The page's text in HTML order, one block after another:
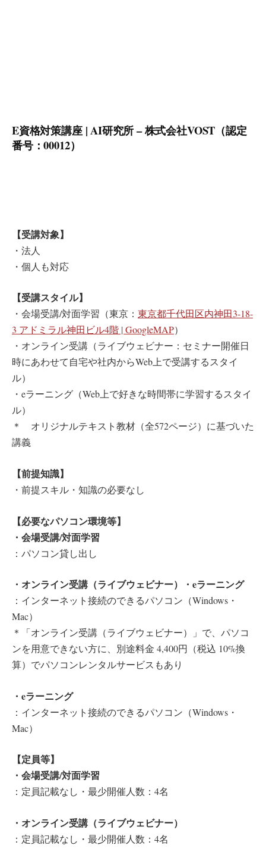
E資格対策講座 | AI研究所 – 株式会社VOST（認定
番号：00012）
【受講対象】
・法人
・個人も対応
【受講スタイル】
・会場受講/対面学習（東京： 東京都千代田区内神田3-18-
3 アドミラル神田ビル4階 | GoogleMAP）
・オンライン受講（ライブウェビナー：セミナー開催日
時にあわせて自宅や社内からWeb上で受講するスタイ
ル）
・eラーニング（Web上で好きな時間帯に学習するスタイ
ル）
＊ オリジナルテキスト教材（全572ページ）に基づいた
講義
【前提知識】
・前提スキル・知識の必要なし
【必要なパソコン環境等】
・会場受講/対面学習
：パソコン貸し出し
・オンライン受講（ライブウェビナー）・eラーニング
：インターネット接続のできるパソコン（Windows・
Mac）
＊「オンライン受講（ライブウェビナー）」で、パソコ
ンを用意できない方に、別途料金 4,400円（税込 10%換
算）でパソコンレンタルサービスもあり
・eラーニング
：インターネット接続のできるパソコン（Windows・
Mac）
【定員等】
・会場受講/対面学習
：定員記載なし・最少開催人数：4名
・オンライン受講（ライブウェビナー）
：定員記載なし・最少開催人数：4名